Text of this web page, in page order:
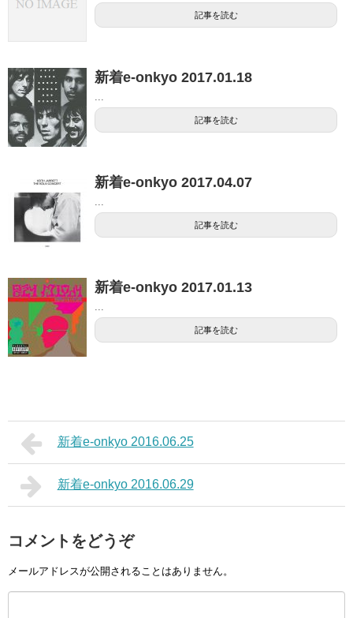
記事を読む
新着e-onkyo 2017.01.18
記事を読む
新着e-onkyo 2017.04.07
記事を読む
新着e-onkyo 2017.01.13
記事を読む
新着e-onkyo 2016.06.25
新着e-onkyo 2016.06.29
コメントをどうぞ
メールアドレスが公開されることはありません。